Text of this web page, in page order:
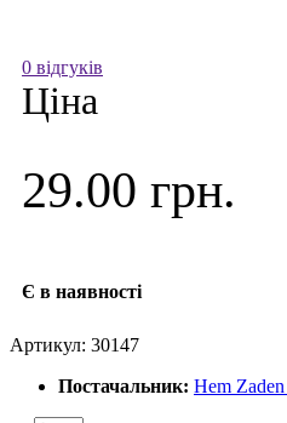
0 відгуків
Ціна
29.00 грн.
Є в наявності
Артикул: 30147
Постачальник: Hem